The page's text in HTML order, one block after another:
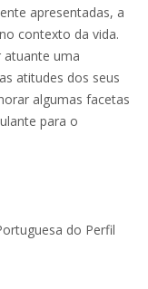
apresentadas, a
contexto da vida.
atuante uma
atitudes dos seus
algumas facetas
para o
do Perfil